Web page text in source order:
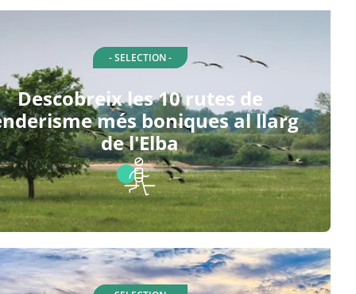
- SELECTION -
Descobreix les 10 rutes de
més boniques al llarg
de l'Elba